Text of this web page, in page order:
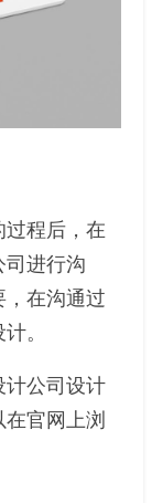
程后，在
司进行沟
在沟通过
。
计公司设计
官网上浏